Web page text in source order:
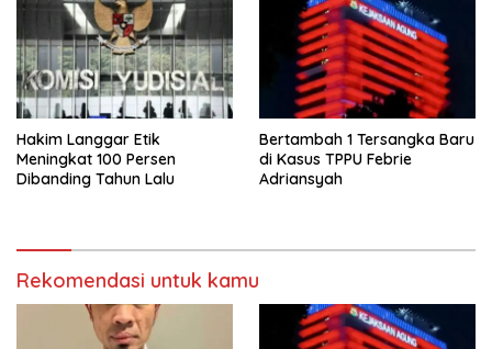
Hakim Langgar Etik
Meningkat 100 Persen
Dibanding Tahun Lalu
Bertambah 1 Tersangka Baru
di Kasus TPPU Febrie
Adriansyah
Rekomendasi untuk kamu